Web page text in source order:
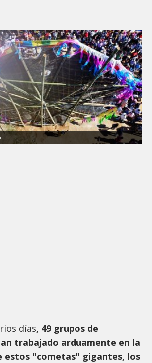
días, 49 grupos de
trabajado arduamente en la
estos "cometas" gigantes, los